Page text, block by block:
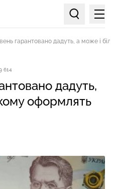
Пошук по
гарантовано дадуть, а може і
614
дадуть,
оформлять